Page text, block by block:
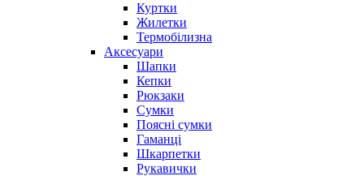
Куртки
Жилетки
Термобілизна
Аксесуари
Шапки
Кепки
Рюкзаки
Сумки
Поясні сумки
Гаманці
Шкарпетки
Рукавички